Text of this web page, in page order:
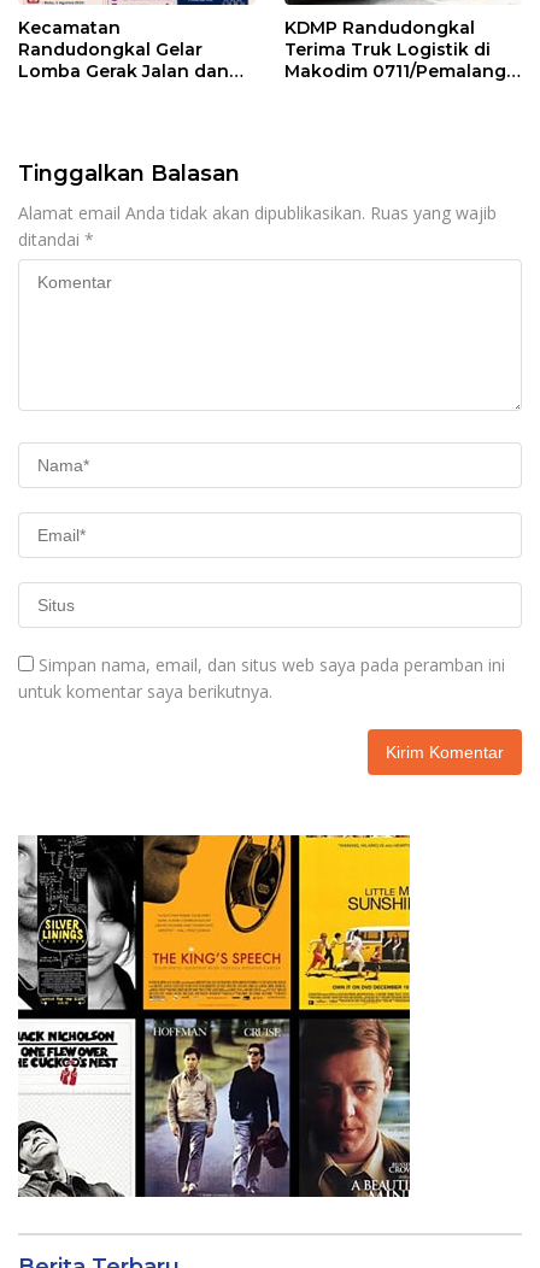
Kecamatan
Randudongkal Gelar
Lomba Gerak Jalan dan
KDMP Randudongkal
Terima Truk Logistik di
Makodim 0711/Pemalang
Tinggalkan Balasan
Alamat email Anda tidak akan dipublikasikan. Ruas yang wajib
ditandai *
Simpan nama, email, dan situs web saya pada peramban ini
untuk komentar saya berikutnya.